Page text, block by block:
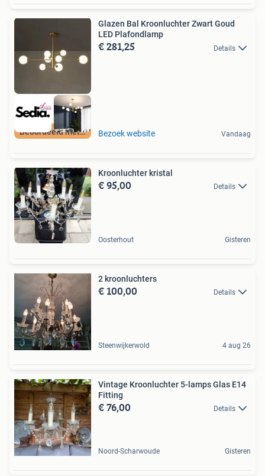
Beoordeeld met 9+
Glazen Bal Kroonluchter Zwart Goud
LED Plafondlamp
€ 281,25 Details
Bezoek website Vandaag
Kroonluchter kristal
€ 95,00 Details
Oosterhout Gisteren
2 kroonluchters
€ 100,00 Details
Steenwijkerwold 4 aug 26
Vintage Kroonluchter 5-lamps Glas E14
Fitting
€ 76,00 Details
Noord-Scharwoude Gisteren